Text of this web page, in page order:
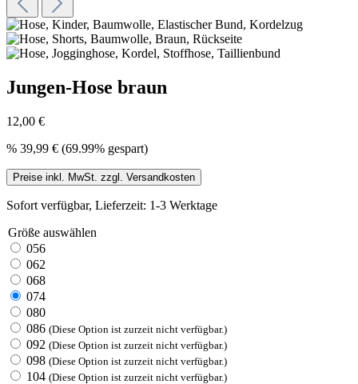
Jungen-Hose braun
12,00 €
% 39,99 € (69.99% gespart)
Preise inkl. MwSt. zzgl. Versandkosten
Sofort verfügbar, Lieferzeit: 1-3 Werktage
Größe auswählen
056
062
068
074
080
086 (Diese Option ist zurzeit nicht verfügbar.)
092 (Diese Option ist zurzeit nicht verfügbar.)
098 (Diese Option ist zurzeit nicht verfügbar.)
104 (Diese Option ist zurzeit nicht verfügbar.)